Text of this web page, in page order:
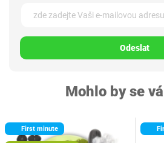
Odeslat
Mohlo by se
First minute